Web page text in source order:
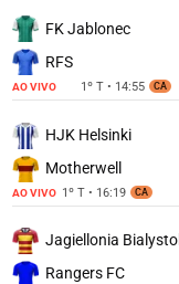
FK Jablonec
RFS
AO VIVO 1º T • 14:55 CA
HJK Helsinki
Motherwell
AO VIVO 1º T • 16:19 CA
Jagiellonia
Rangers FC